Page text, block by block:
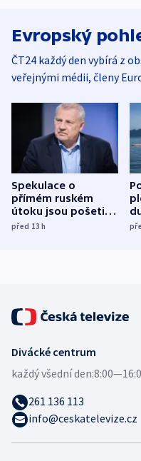
Evropský
ČT24 každý den vybírá z
veřejnými médii, členy
Spekulace o
přímém ruském
útoku jsou pošetilé,
míní estonský
před 13h
Divácké centrum
každý všední den:
261 136 113
info@ceskatelevize.cz